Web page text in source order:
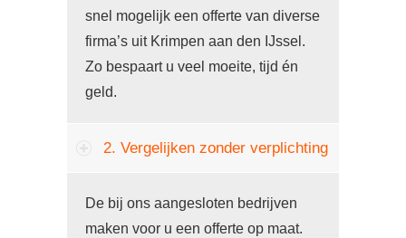
snel mogelijk een offerte van diverse
firma’s uit Krimpen aan den IJssel.
Zo bespaart u veel moeite, tijd én
geld.
2. Vergelijken zonder verplichting
De bij ons aangesloten bedrijven
maken voor u een offerte op maat.